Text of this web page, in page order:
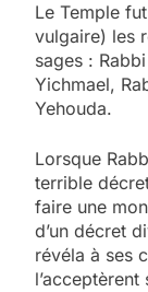
Le Temple
vulgaire) les
sages :
Yichmael,
Yehouda.
Lorsque
terrible
faire une
d’un décret
révéla à ses
l’acceptèrent